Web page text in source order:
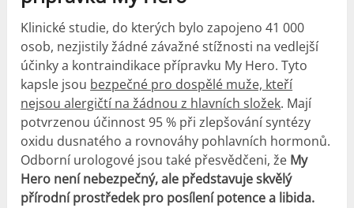
Klinické studie, do kterých bylo zapojeno 41 000
osob, nezjistily žádné závažné stížnosti na vedlejší
účinky a kontraindikace přípravku My Hero. Tyto
kapsle jsou bezpečné pro dospělé muže, kteří
nejsou alergičtí na žádnou z hlavních složek. Mají
potvrzenou účinnost 95 % při zlepšování syntézy
oxidu dusnatého a rovnováhy pohlavních hormonů.
Odborní urologové jsou také přesvědčeni, že My
Hero není nebezpečný, ale představuje skvělý
přírodní prostředek pro posílení potence a libida.